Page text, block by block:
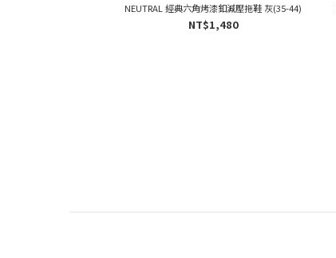
NEUTRAL 經典六角烤漆釦減壓拖鞋 灰(35-44)
NT$1,480